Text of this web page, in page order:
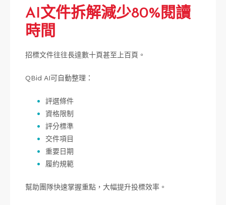
AI文件拆解減少80%閱讀
時間
招標文件往往長達數十頁甚至上百頁。
QBid AI可自動整理：
評選條件
資格限制
評分標準
交件項目
重要日期
履約規範
幫助團隊快速掌握重點，大幅提升投標效率。